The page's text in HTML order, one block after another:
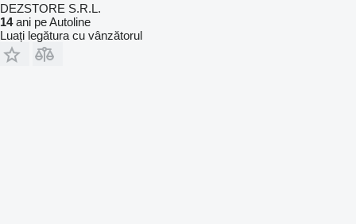
DEZSTORE S.R.L.
14ani pe Autoline
Luați legătura cu vânzătorul